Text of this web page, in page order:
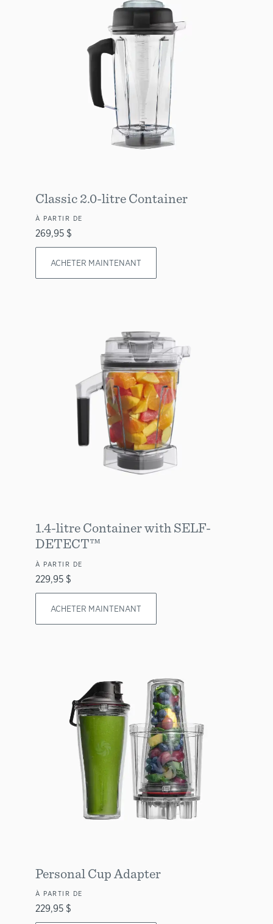
Classic 2.0-litre Container
À PARTIR DE
269,95 $
ACHETER MAINTENANT
1.4-litre Container with SELF-
DETECT™
À PARTIR DE
229,95 $
ACHETER MAINTENANT
Personal Cup Adapter
À PARTIR DE
229,95 $